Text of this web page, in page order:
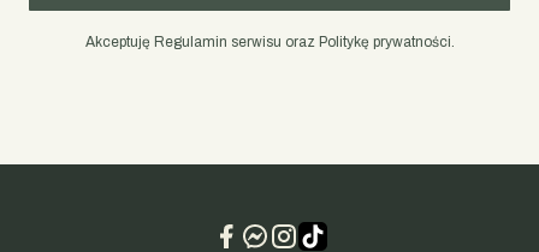
Akceptuję Regulamin serwisu oraz Politykę prywatności.